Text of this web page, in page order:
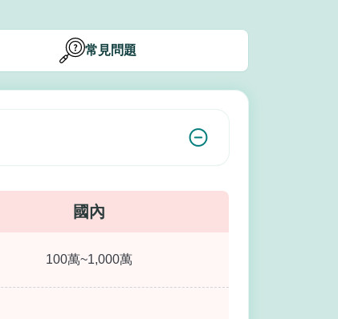
常見問題
國內
100萬~1,000萬